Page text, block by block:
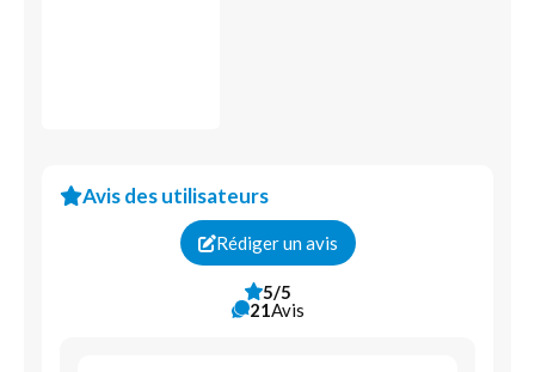
Avis des utilisateurs
Rédiger un avis
5/5
21Avis